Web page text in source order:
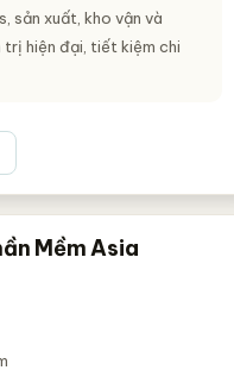
sản xuất, kho vận và
trị hiện đại, tiết kiệm chi
Mềm Asia